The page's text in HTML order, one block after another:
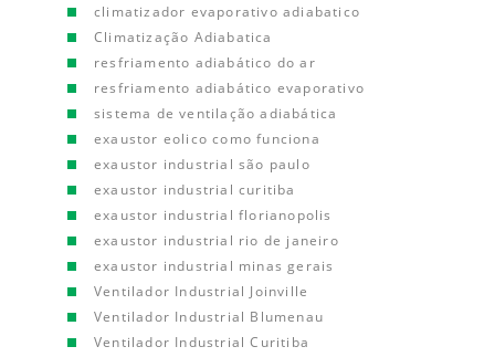
climatizador evaporativo adiabatico
Climatização Adiabatica
resfriamento adiabático do ar
resfriamento adiabático evaporativo
sistema de ventilação adiabática
exaustor eolico como funciona
exaustor industrial são paulo
exaustor industrial curitiba
exaustor industrial florianopolis
exaustor industrial rio de janeiro
exaustor industrial minas gerais
Ventilador Industrial Joinville
Ventilador Industrial Blumenau
Ventilador Industrial Curitiba